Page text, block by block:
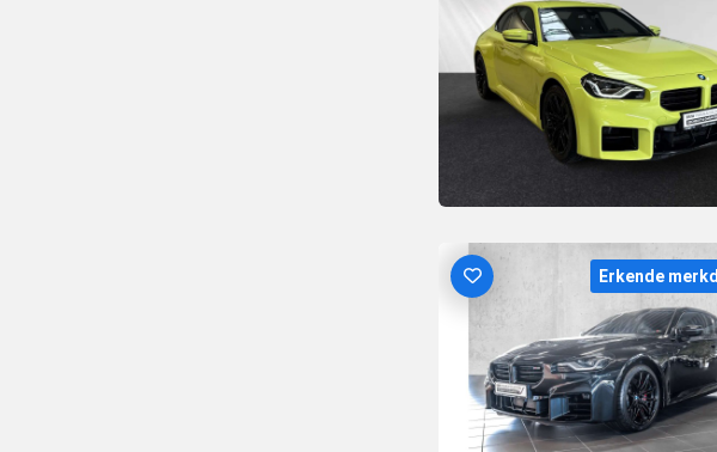
Erkende